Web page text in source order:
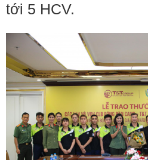
tới 5 HCV.